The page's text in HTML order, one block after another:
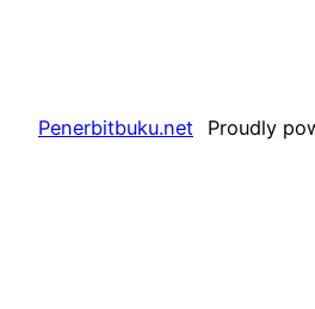
Penerbitbuku.net Proudly